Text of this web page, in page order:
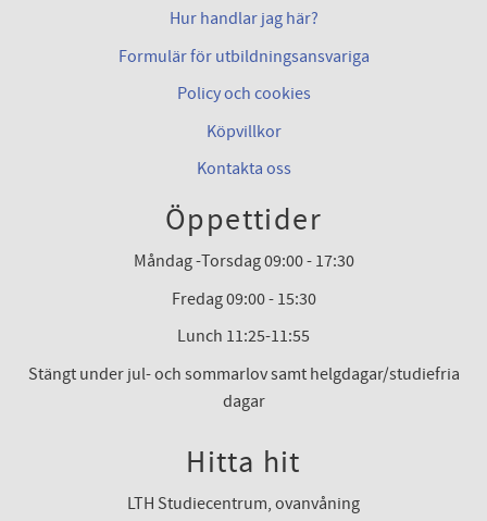
Hur handlar jag här?
Formulär för utbildningsansvariga
Policy och cookies
Köpvillkor
Kontakta oss
Öppettider
Måndag -Torsdag 09:00 - 17:30
Fredag 09:00 - 15:30
Lunch 11:25-11:55
Stängt under jul- och sommarlov samt helgdagar/studiefria
dagar
Hitta hit
LTH Studiecentrum, ovanvåning